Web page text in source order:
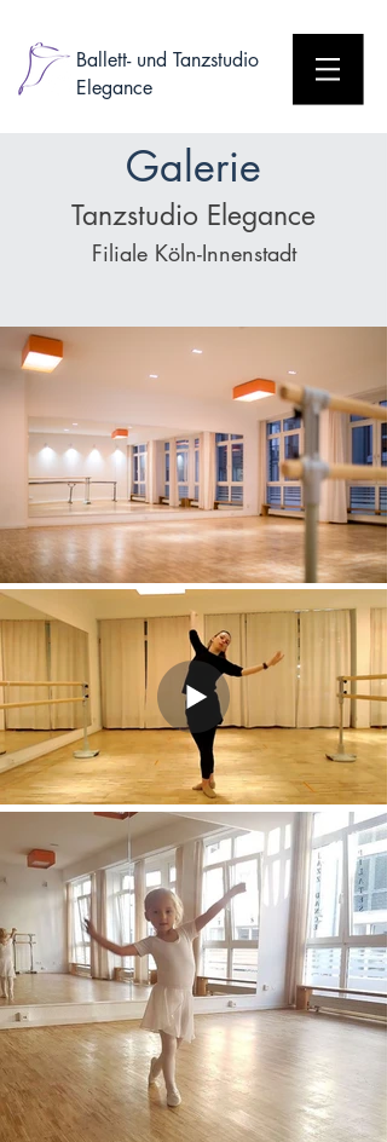
Ballett- und Tanzstudio
Elegance
Galerie
Tanzstudio Elegance
Filiale Köln-Innenstadt